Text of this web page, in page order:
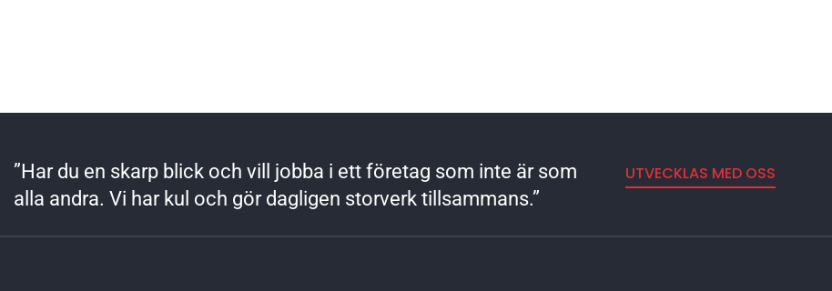
”Har du en skarp blick och vill jobba i ett företag som inte är som
alla andra. Vi har kul och gör dagligen storverk tillsammans.”
UTVECKLAS MED OSS